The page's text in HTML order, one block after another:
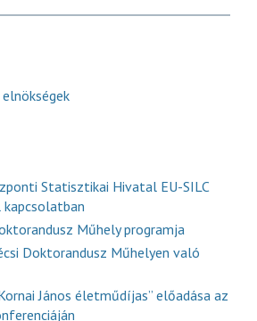
Statisztikai Hivatal EU-SILC
Műhely programja
Doktorandusz Műhelyen való
János életműdíjas” előadása az